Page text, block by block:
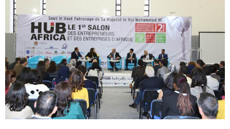
E-COMMERCE: FOR TABASKI, AFRIMARKET AND LEBARA DELIVER SHEEP TO AFRICA VIA INTERNET